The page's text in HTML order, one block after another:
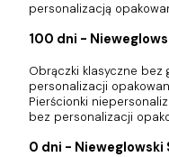
personalizacją
100 dni -
Obrączki klasyczne bez
personalizacji
Pierścionki
bez personalizacji
0 dni - Nieweglowski